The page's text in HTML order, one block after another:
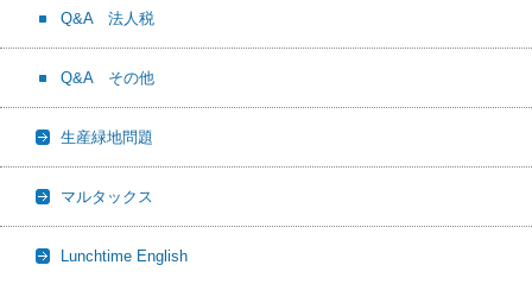
Q&A 法人税
Q&A その他
生産緑地問題
マルタックス
Lunchtime English